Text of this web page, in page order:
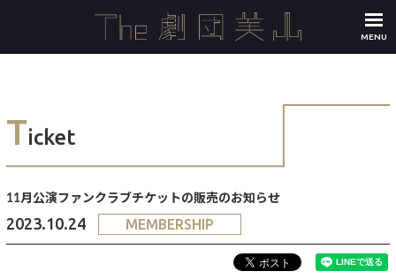
MENU
Ticket
11月公演ファンクラブチケットの販売のお知らせ
2023.10.24 MEMBERSHIP